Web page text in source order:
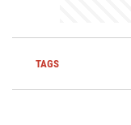
TAGS